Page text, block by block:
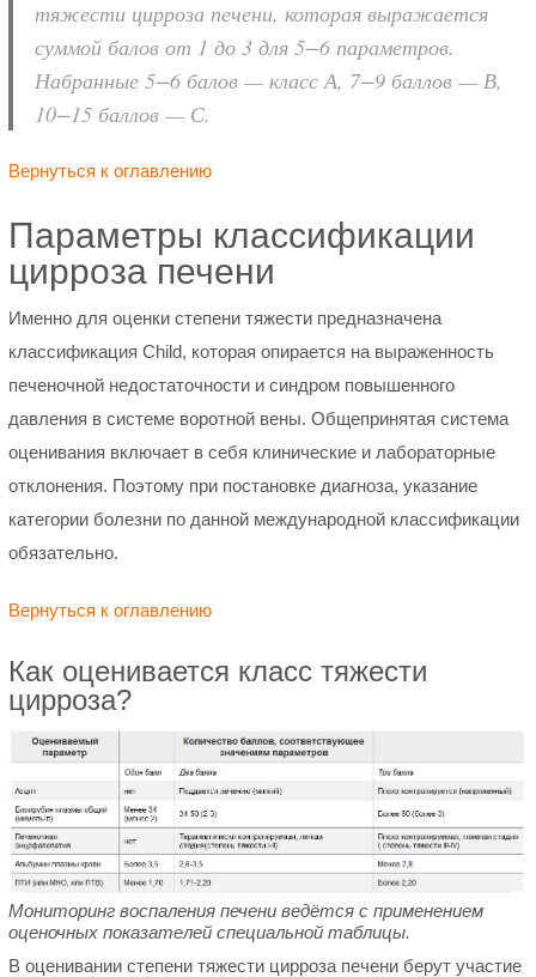
тяжести цирроза печени, которая выражается
суммой балов от 1 до 3 для 5−6 параметров.
Набранные 5−6 балов — класс А, 7−9 баллов — В,
10−15 баллов — С.
Вернуться к оглавлению
Параметры классификации
цирроза печени
Именно для оценки степени тяжести предназначена
классификация Child, которая опирается на выраженность
печеночной недостаточности и синдром повышенного
давления в системе воротной вены. Общепринятая система
оценивания включает в себя клинические и лабораторные
отклонения. Поэтому при постановке диагноза, указание
категории болезни по данной международной классификации
обязательно.
Вернуться к оглавлению
Как оценивается класс тяжести
цирроза?
Мониторинг воспаления печени ведётся с применением
оценочных показателей специальной таблицы.
В оценивании степени тяжести цирроза печени берут участие